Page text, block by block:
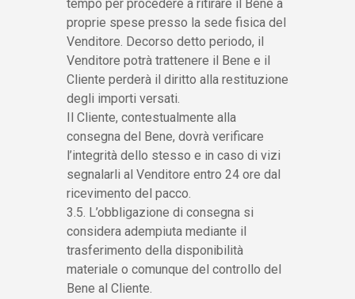
tempo per procedere a ritirare il Bene a
proprie spese presso la sede fisica del
Venditore. Decorso detto periodo, il
Venditore potrà trattenere il Bene e il
Cliente perderà il diritto alla restituzione
degli importi versati.
Il Cliente, contestualmente alla
consegna del Bene, dovrà verificare
l’integrità dello stesso e in caso di vizi
segnalarli al Venditore entro 24 ore dal
ricevimento del pacco.
3.5. L’obbligazione di consegna si
considera adempiuta mediante il
trasferimento della disponibilità
materiale o comunque del controllo del
Bene al Cliente.